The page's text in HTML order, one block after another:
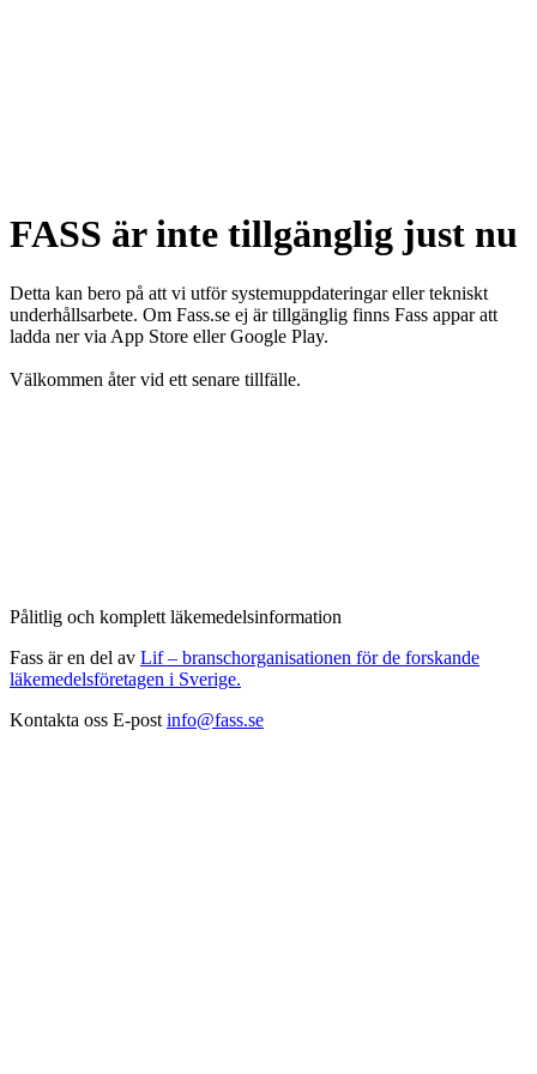
FASS är inte tillgänglig just nu
Detta kan bero på att vi utför systemuppdateringar eller tekniskt
underhållsarbete. Om Fass.se ej är tillgänglig finns Fass appar att
ladda ner via App Store eller Google Play.
Välkommen åter vid ett senare tillfälle.
Pålitlig och komplett läkemedelsinformation
Fass är en del av Lif – branschorganisationen för de forskande
läkemedelsföretagen i Sverige.
Kontakta oss E-post info@fass.se